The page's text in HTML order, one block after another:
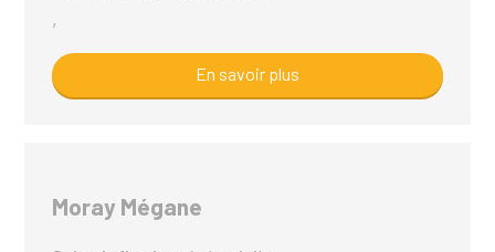
,
En savoir plus
Moray Mégane